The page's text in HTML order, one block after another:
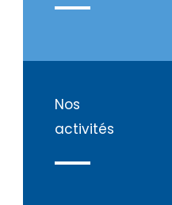
Nos
activités